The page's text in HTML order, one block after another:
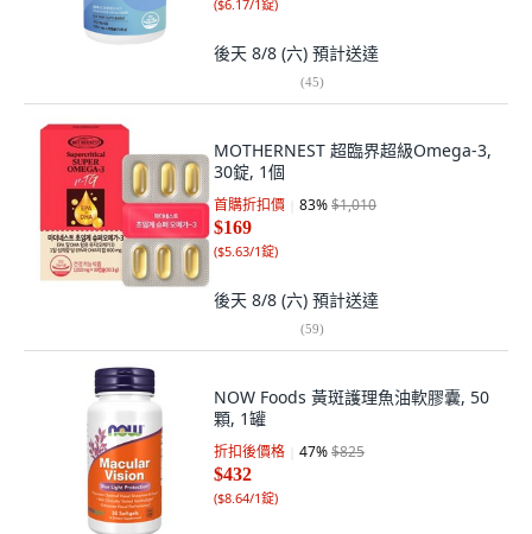
($6.17/1錠)
後天 8/8 (六) 預計送達
(45)
MOTHERNEST 超臨界超級Omega-3,
30錠, 1個
首購折扣價 83%$1,010
$169
($5.63/1錠)
後天 8/8 (六) 預計送達
(59)
NOW Foods 黃斑護理魚油軟膠囊, 50
顆, 1罐
折扣後價格 47%$825
$432
($8.64/1錠)